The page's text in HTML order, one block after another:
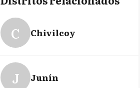
C Chivilcoy
J Junín